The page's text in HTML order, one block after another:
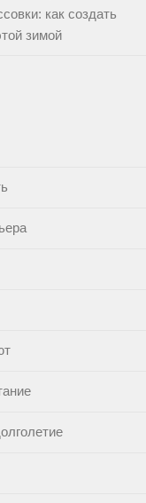
как создать
зимой